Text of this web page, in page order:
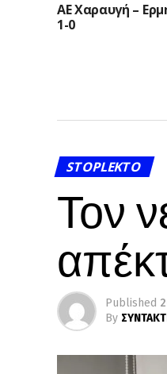
ΑΕ Χαραυγή –
1-0
STOPLEKTO
Τον
Published
By